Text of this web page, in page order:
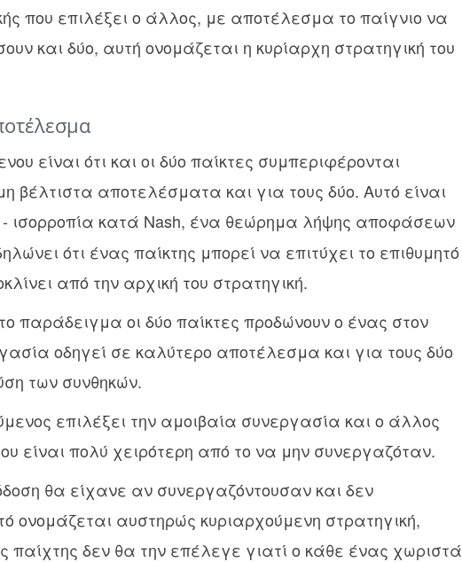
που επιλέξει ο άλλος, με αποτέλεσμα το παίγνιο να
και δύο, αυτή ονομάζεται η κυρίαρχη στρατηγική του
είναι ότι και οι δύο παίκτες συμπεριφέρονται
βέλτιστα αποτελέσματα και για τους δύο. Αυτό είναι
- ισορροπία κατά Nash, ένα θεώρημα λήψης αποφάσεων
ότι ένας παίκτης μπορεί να επιτύχει το επιθυμητό
από την αρχική του στρατηγική.
παράδειγμα οι δύο παίκτες προδώνουν ο ένας στον
οδηγεί σε καλύτερο αποτέλεσμα και για τους δύο
των συνθηκών.
επιλέξει την αμοιβαία συνεργασία και ο άλλος
είναι πολύ χειρότερη από το να μην συνεργαζόταν.
θα είχανε αν συνεργαζόντουσαν και δεν
ονομάζεται αυστηρώς κυριαρχούμενη στρατηγική,
παίχτης δεν θα την επέλεγε γιατί ο κάθε ένας χωριστά